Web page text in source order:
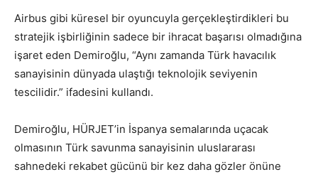
Airbus gibi küresel bir oyuncuyla gerçekleştirdikleri bu
stratejik işbirliğinin sadece bir ihracat başarısı olmadığına
işaret eden Demiroğlu, “Aynı zamanda Türk havacılık
sanayisinin dünyada ulaştığı teknolojik seviyenin
tescilidir.” ifadesini kullandı.
Demiroğlu, HÜRJET’in İspanya semalarında uçacak
olmasının Türk savunma sanayisinin uluslararası
sahnedeki rekabet gücünü bir kez daha gözler önüne